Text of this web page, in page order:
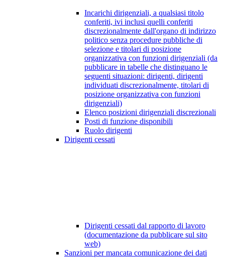
Incarichi dirigenziali, a qualsiasi titolo
conferiti, ivi inclusi quelli conferiti
discrezionalmente dall'organo di indirizzo
politico senza procedure pubbliche di
selezione e titolari di posizione
organizzativa con funzioni dirigenziali (da
pubblicare in tabelle che distinguano le
seguenti situazioni: dirigenti, dirigenti
individuati discrezionalmente, titolari di
posizione organizzativa con funzioni
dirigenziali)
Elenco posizioni dirigenziali discrezionali
Posti di funzione disponibili
Ruolo dirigenti
Dirigenti cessati
Dirigenti cessati dal rapporto di lavoro
(documentazione da pubblicare sul sito
web)
Sanzioni per mancata comunicazione dei dati